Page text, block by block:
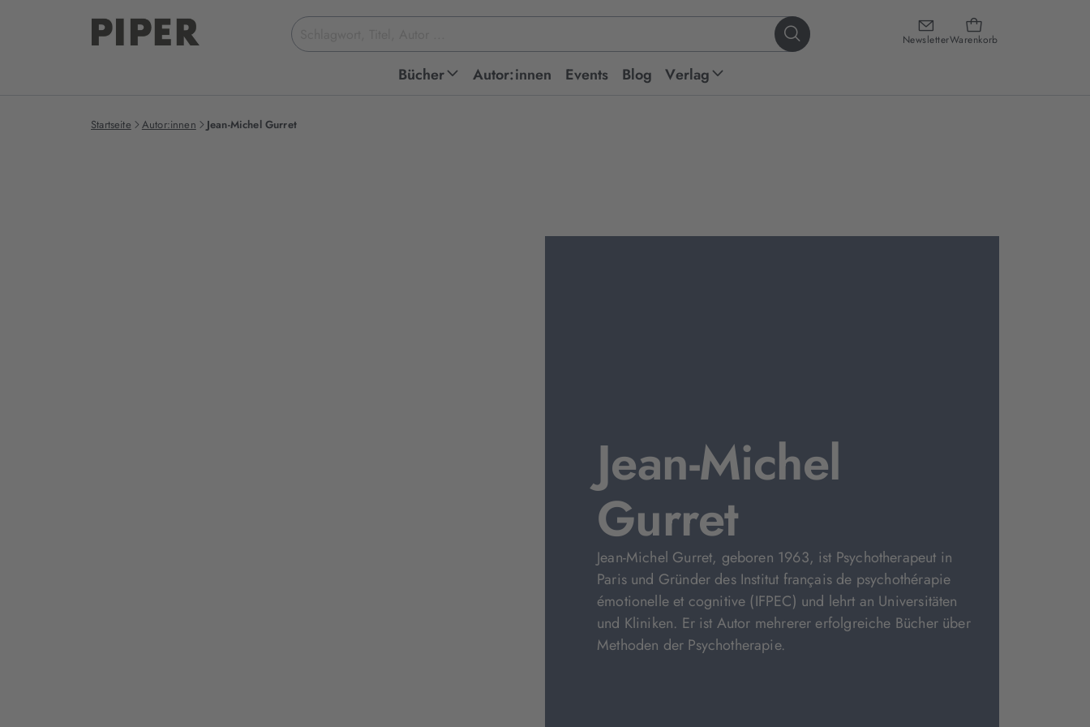
NewsletterWarenkorb
Suchbegriff
eingeben
Bücher Autor:innen Events Blog Verlag
Startseite Autor:innen Jean-Michel Gurret
Jean-Michel
Gurret
Jean-Michel Gurret, geboren 1963, ist Psychotherapeut in
Paris und Gründer des Institut français de psychothérapie
émotionelle et cognitive (IFPEC) und lehrt an Universitäten
und Kliniken. Er ist Autor mehrerer erfolgreiche Bücher über
Methoden der Psychotherapie.